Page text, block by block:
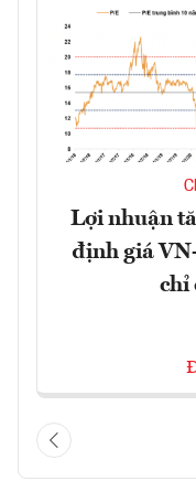
Lợi nhuận
định giá
chỉ